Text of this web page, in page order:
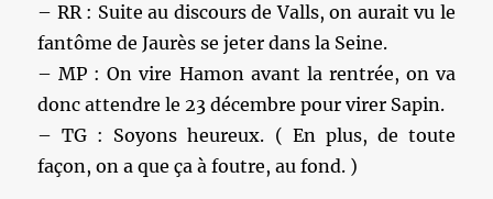
– RR : Suite au discours de Valls, on aurait vu le
fantôme de Jaurès se jeter dans la Seine.
– MP : On vire Hamon avant la rentrée, on va
donc attendre le 23 décembre pour virer Sapin.
– TG : Soyons heureux. ( En plus, de toute
façon, on a que ça à foutre, au fond. )